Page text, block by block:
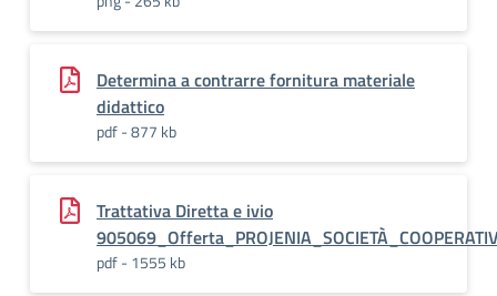
Determina a contrarre fornitura materiale
didattico
pdf - 877 kb
Trattativa Diretta e ivio
pdf - 1555 kb